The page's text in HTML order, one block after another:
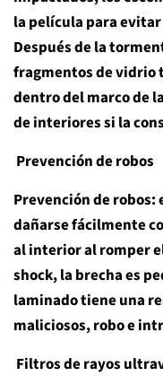
la película para
Después de la
fragmentos de vidrio
dentro del marco de
de interiores si la
Prevención de robos
Prevención de
dañarse fácilmente
al interior al romper
shock, la brecha es
laminado tiene una
maliciosos, robo e
Filtros de rayos